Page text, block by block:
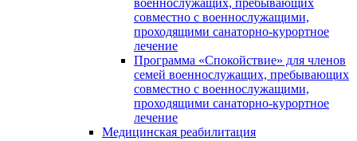
военнослужащих, пребывающих
совместно с военнослужащими,
проходящими санаторно-курортное
лечение
Программа «Спокойствие» для членов
семей военнослужащих, пребывающих
совместно с военнослужащими,
проходящими санаторно-курортное
лечение
Медицинская реабилитация